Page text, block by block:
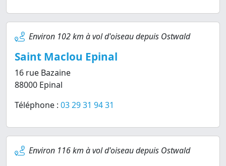
Environ 102 km à vol d'oiseau depuis Ostwald
Saint Maclou Epinal
16 rue Bazaine
88000 Epinal
Téléphone : 03 29 31 94 31
Environ 116 km à vol d'oiseau depuis Ostwald